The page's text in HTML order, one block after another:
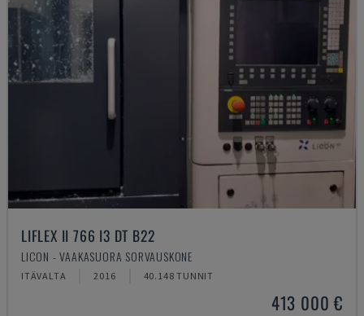
LIFLEX II 766 I3 DT B22
LICON - VAAKASUORA SORVAUSKONE
ITÄVALTA 2016 40.148 TUNNIT
413 000 €